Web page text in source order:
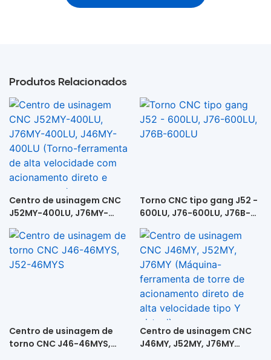
Produtos Relacionados
Centro de usinagem CNC
J52MY-400LU, J76MY-
400LU, J46MY-400LU
(Torno-ferramenta de alta
velocidade com
acionamento direto e
Torno CNC tipo gang J52 -
600LU, J76-600LU, J76B-
600LU
Centro de usinagem de
torno CNC J46-46MYS,
Centro de usinagem CNC
J46MY, J52MY, J76MY